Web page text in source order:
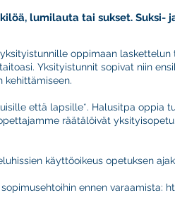
lumilauta tai sukset.
oppimaan
Yksityistunnit sopivat niin
kehittämiseen.
että lapsille*. Halusitpa oppia
räätälöivät
käyttöoikeus opetuksen
ennen varaamista: